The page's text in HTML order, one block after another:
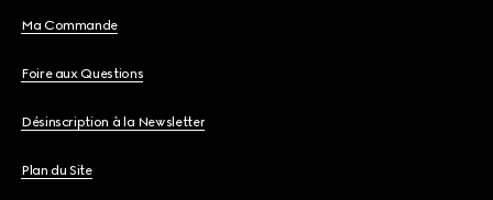
Ma Commande
Foire aux Questions
Désinscription à la Newsletter
Plan du Site